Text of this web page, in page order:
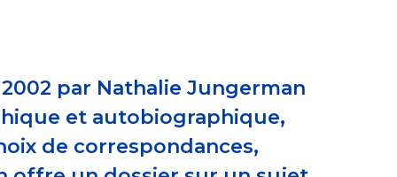
par Nathalie Jungerman
et autobiographique,
de correspondances,